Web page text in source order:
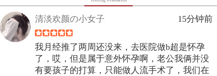
清淡欢颜の小女子 15分钟前
我月经推了两周还没来，去医院做b超是怀孕
了，哎，但是属于意外怀孕啊，老公我俩并没
有要孩子的打算，只能做人流手术了，我们在